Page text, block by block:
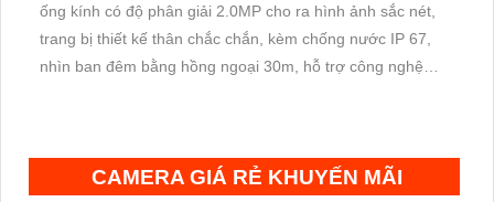
ống kính có độ phân giải 2.0MP cho ra hình ảnh sắc nét,
trang bị thiết kế thân chắc chắn, kèm chống nước IP 67,
nhìn ban đêm bằng hồng ngoại 30m, hỗ trợ công nghệ
CAMERA GIÁ RẺ KHUYẾN MÃI